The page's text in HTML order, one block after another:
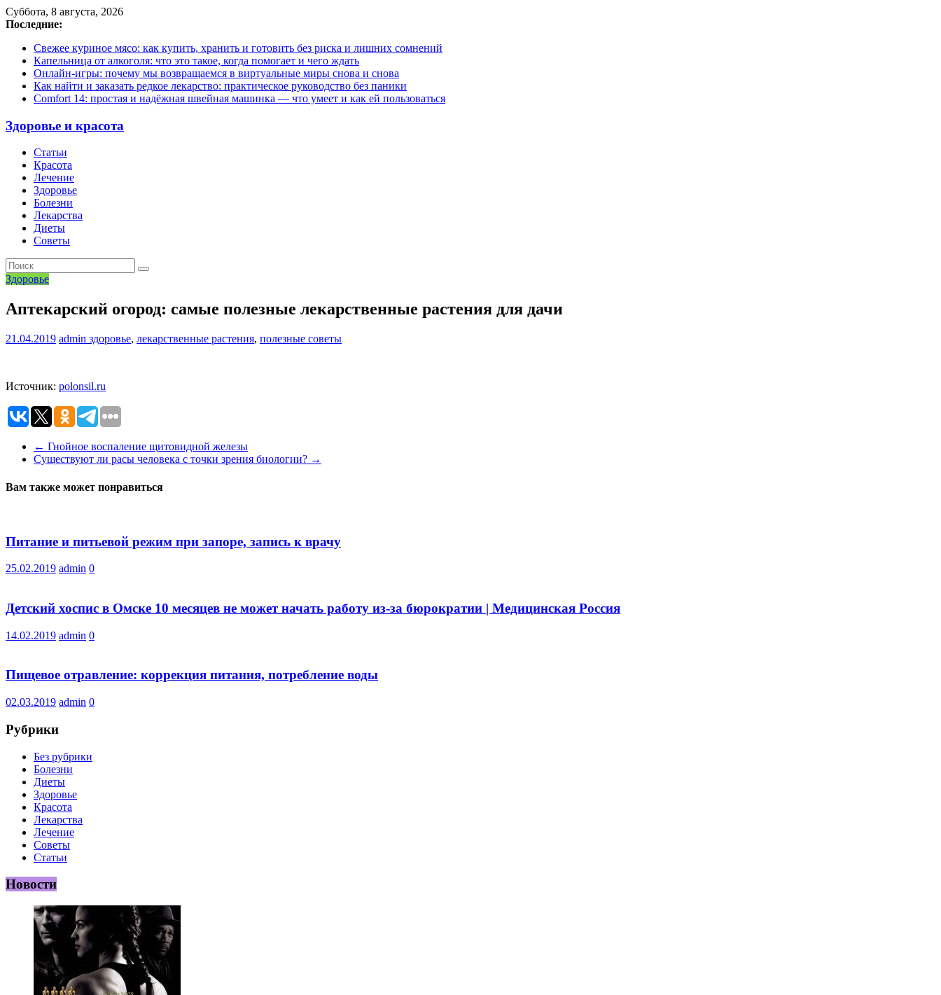
Суббота, 8 августа, 2026
Последние:
Свежее куриное мясо: как купить, хранить и готовить без риска и лишних сомнений
Капельница от алкоголя: что это такое, когда помогает и чего ждать
Онлайн-игры: почему мы возвращаемся в виртуальные миры снова и снова
Как найти и заказать редкое лекарство: практическое руководство без паники
Comfort 14: простая и надёжная швейная машинка — что умеет и как ей пользоваться
Здоровье и красота
Статьи
Красота
Лечение
Здоровье
Болезни
Лекарства
Диеты
Советы
Здоровье
Аптекарский огород: самые полезные лекарственные растения для дачи
21.04.2019 admin здоровье, лекарственные растения, полезные советы
Источник: polonsil.ru
← Гнойное воспаление щитовидной железы
Существуют ли расы человека с точки зрения биологии? →
Вам также может понравиться
Питание и питьевой режим при запоре, запись к врачу
25.02.2019 admin 0
Детский хоспис в Омске 10 месяцев не может начать работу из-за бюрократии | Медицинская Россия
14.02.2019 admin 0
Пищевое отравление: коррекция питания, потребление воды
02.03.2019 admin 0
Рубрики
Без рубрики
Болезни
Диеты
Здоровье
Красота
Лекарства
Лечение
Советы
Статьи
Новости